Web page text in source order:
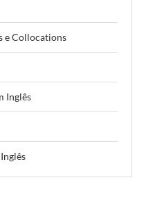
e Collocations
Inglês